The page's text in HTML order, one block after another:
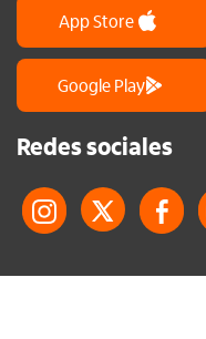
App Store
Google Play
Redes sociales